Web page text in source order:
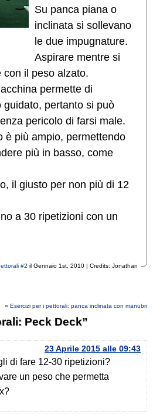
Su panca piana o
inclinata si sollevano
le due impugnature.
Aspirare mentre si
il peso alzato.
permette di
guidato, pertanto si può
pericolo di farsi male.
è più ampio, permettendo
più in basso, come
il giusto per non più di 12
a 30 ripetizioni con un
#2 il Gennaio 1st, 2010 | Credits: Jonathan
» Esercizi per i pettorali: panca inclinata con manubri
Peck Deck”
23 Aprile 2015 alle 09:43
di fare 12-30 ripetizioni?
un peso che permetta